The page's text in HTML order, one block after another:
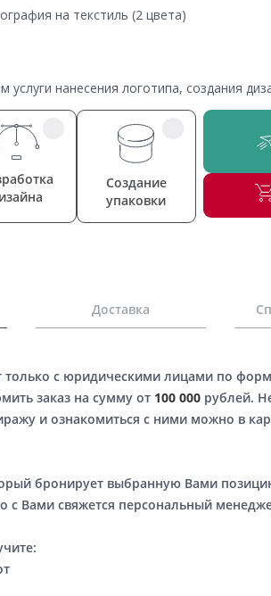
на текстиль (2 цвета)
нанесения логотипа, создания
Создание
упаковки
Доставка
с юридическими лицами по
заказ на сумму от 100 000рублей.
и ознакомиться с ними можно в
бронирует выбранную Вами
с Вами свяжется персональный